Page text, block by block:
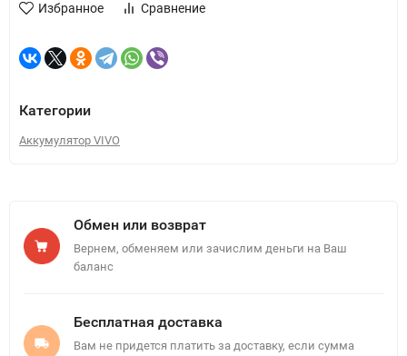
Избранное Сравнение
Категории
Аккумулятор VIVO
Обмен или возврат
Вернем, обменяем или зачислим деньги на Ваш
баланс
Бесплатная доставка
Вам не придется платить за доставку, если сумма